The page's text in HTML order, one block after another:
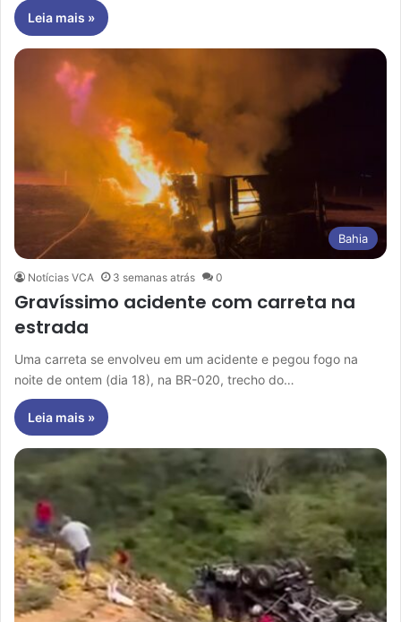
Leia mais »
Bahia
Notícias VCA 3 semanas atrás 0
Gravíssimo acidente com carreta na
estrada
Uma carreta se envolveu em um acidente e pegou fogo na
noite de ontem (dia 18), na BR-020, trecho do…
Leia mais »